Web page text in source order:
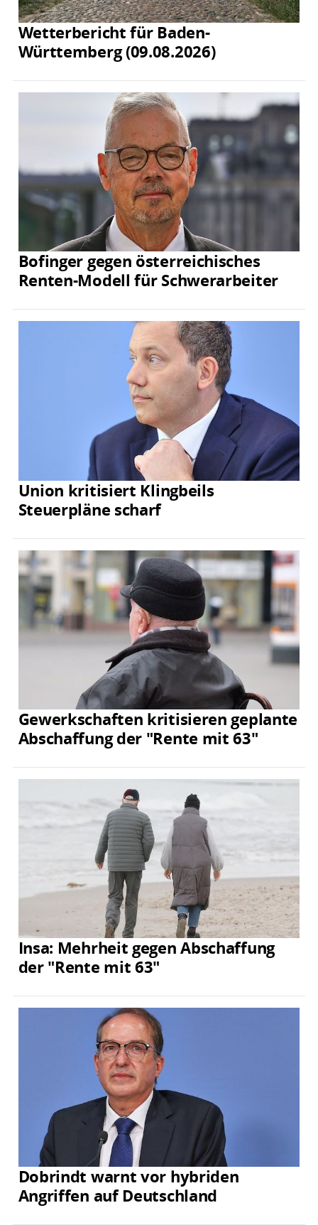
Wetterbericht für Baden-
Württemberg (09.08.2026)
Bofinger gegen österreichisches
Renten-Modell für Schwerarbeiter
Union kritisiert Klingbeils
Steuerpläne scharf
Gewerkschaften kritisieren geplante
Abschaffung der "Rente mit 63"
Insa: Mehrheit gegen Abschaffung
der "Rente mit 63"
Dobrindt warnt vor hybriden
Angriffen auf Deutschland